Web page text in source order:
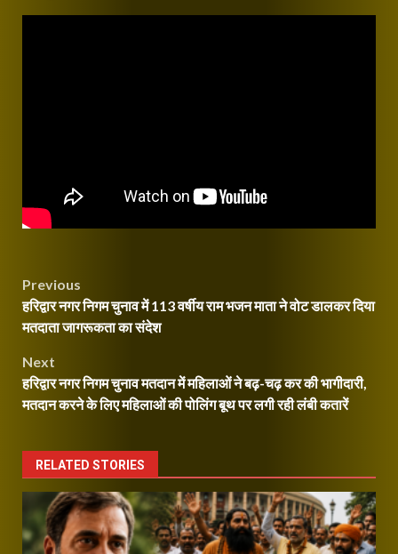
Post
navigation
Previous
हरिद्वार नगर निगम चुनाव में 113 वर्षीय राम भजन माता ने वोट डालकर दिया
मतदाता जागरूकता का संदेश
Next
हरिद्वार नगर निगम चुनाव मतदान में महिलाओं ने बढ़-चढ़ कर की भागीदारी,
मतदान करने के लिए महिलाओं की पोलिंग बूथ पर लगी रही लंबी कतारें
RELATED STORIES